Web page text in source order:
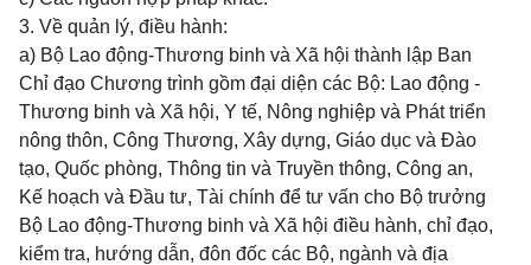
3. Về quản lý, điều hành:
a) Bộ Lao động-Thương binh và Xã hội thành lập Ban
Chỉ đạo Chương trình gồm đại diện các Bộ: Lao động -
Thương binh và Xã hội, Y tế, Nông nghiệp và Phát triển
nông thôn, Công Thương, Xây dựng, Giáo dục và Đào
tạo, Quốc phòng, Thông tin và Truyền thông, Công an,
Kế hoạch và Đầu tư, Tài chính để tư vấn cho Bộ trưởng
Bộ Lao động-Thương binh và Xã hội điều hành, chỉ đạo,
kiểm tra, hướng dẫn, đôn đốc các Bộ, ngành và địa